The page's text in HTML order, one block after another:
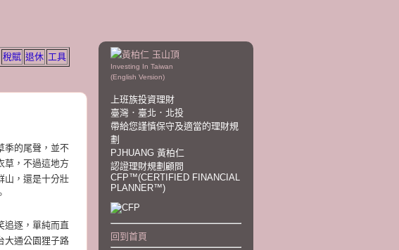
稅賦 退休 工具
季的尾聲，並不
草，不過這地方
山，還是十分壯
追逐，單純而直
大通公園狸子路
Investing In Taiwan
(English Version)
上班族投資理財
臺灣．臺北．北投
帶給您謹慎保守及適當的理財規
劃
PJHUANG 黃柏仁
認證理財規劃顧問
CFP™(CERTIFIED FINANCIAL
PLANNER™)
回到首頁